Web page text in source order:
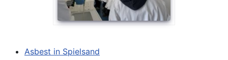
Asbest in Spielsand